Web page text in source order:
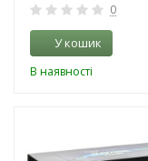
0
У кошик
В наявності